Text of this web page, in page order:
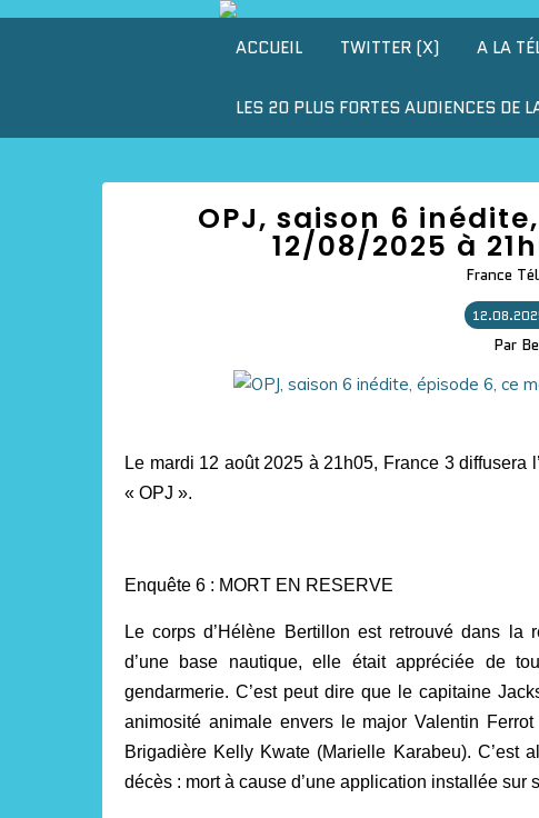
ACCUEIL TWITTER (X) A LA
LES 20 PLUS FORTES AUDIENCES DE
OPJ, saison 6
12/08/2025 à
France
Par
Le mardi 12 août 2025 à 21h05, France 3
« OPJ ».
Enquête 6 : MORT EN RESERVE
Le corps d’Hélène Bertillon est retrouvé dans la
d’une base nautique, elle était appréciée de
gendarmerie. C’est peut dire que le capitaine
animosité animale envers le major Valentin
Brigadière Kelly Kwate (Marielle Karabeu). C’est
décès : mort à cause d’une application installée sur